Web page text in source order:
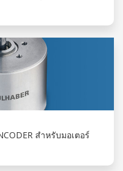
สำหรับมอเตอร์